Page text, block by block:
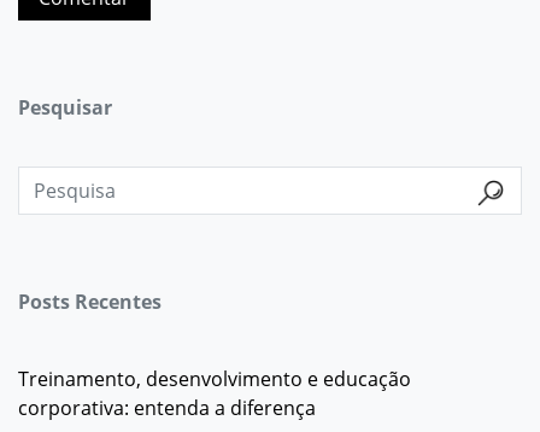
Pesquisar
Posts Recentes
Treinamento, desenvolvimento e educação
corporativa: entenda a diferença